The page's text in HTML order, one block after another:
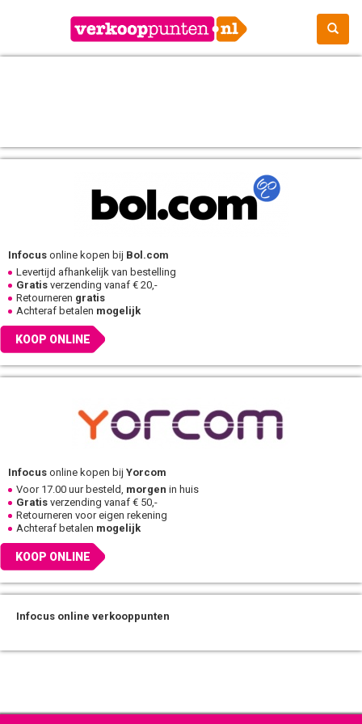
Infocus online kopen bij Bol.com
Levertijd afhankelijk van bestelling
Gratis verzending vanaf € 20,-
Retourneren gratis
Achteraf betalen mogelijk
KOOP ONLINE
Infocus online kopen bij Yorcom
Voor 17.00 uur besteld, morgen in huis
Gratis verzending vanaf € 50,-
Retourneren voor eigen rekening
Achteraf betalen mogelijk
KOOP ONLINE
Infocus online verkooppunten